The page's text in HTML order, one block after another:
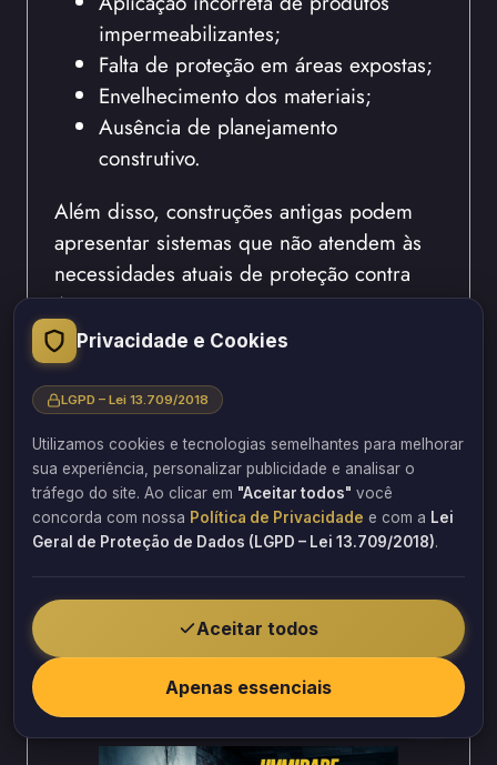
impermeabilizantes;
Falta de proteção em áreas expostas;
Envelhecimento dos materiais;
Ausência de planejamento
construtivo.
Além disso, construções antigas podem
apresentar sistemas que não atendem às
necessidades atuais de proteção contra
água.
Por isso, uma empresa especializada
precisa avaliar as condições existentes
antes de definir o reparo.
A Barbosa Estrutural atua com
conhecimento técnico para identificar
falhas construtivas e propor soluções
A análise profissional permite direcionar
necessários, evitando reformas repetidas e
gastos desnecessários.
Privacidade e Cookies
LGPD – Lei 13.709/2018
Utilizamos cookies e tecnologias semelhantes para melhorar
sua experiência, personalizar publicidade e analisar o
tráfego do site. Ao clicar em "Aceitar todos" você
concorda com nossa Política de Privacidade e com a Lei
Geral de Proteção de Dados (LGPD – Lei 13.709/2018).
Aceitar todos
Apenas essenciais